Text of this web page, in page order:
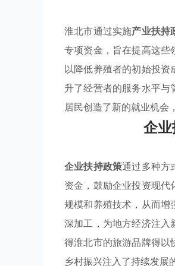
淮北市通过实施产业扶持
专项资金，旨在提高这些
以降低养殖者的初始投
升了经营者的服务水平与
居民创造了新的就业机会
企
企业扶持政策通过多种方
资金，鼓励企业投资现
规模和养殖技术，从而增
深加工，为地方经济注入
得淮北市的旅游品牌得以
乡村振兴注入了持续发展